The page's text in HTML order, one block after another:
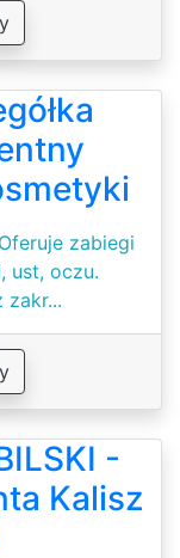
zabiegi
ust, oczu.
zakr...
-
Kalisz